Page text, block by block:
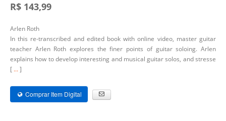
R$ 143,99
Arlen Roth
In this re-transcribed and edited book with online video, master guitar
teacher Arlen Roth explores the finer points of guitar soloing. Arlen
explains how to develop interesting and musical guitar solos, and stresse
[ ...]
Comprar Item Digital